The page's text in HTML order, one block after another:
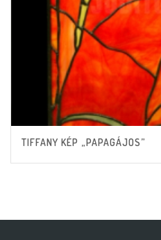
TIFFANY KÉP „PAPAGÁJOS”